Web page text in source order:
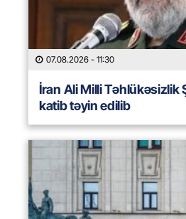
07.08.2026 - 11:30
İran Ali Milli Təhlükəsizlik
katib təyin edilib